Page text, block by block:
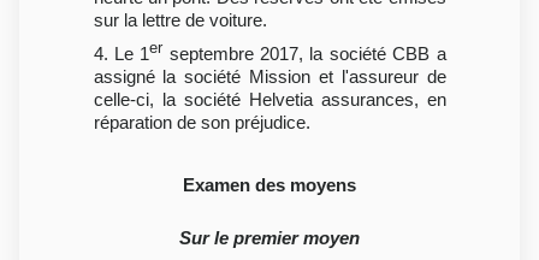
sur la lettre de voiture.
4. Le 1er septembre 2017, la société CBB a
assigné la société Mission et l'assureur de
celle-ci, la société Helvetia assurances, en
réparation de son préjudice.
Examen des moyens
Sur le premier moyen